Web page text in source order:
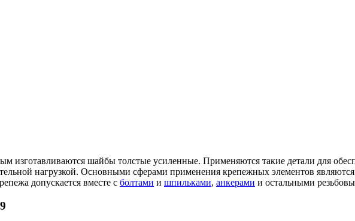
изготавливаются шайбы толстые усиленные. Применяются такие детали для
нагрузкой. Основными сферами применения крепежных элементов
допускается вместе с болтами и шпильками, анкерами и остальными